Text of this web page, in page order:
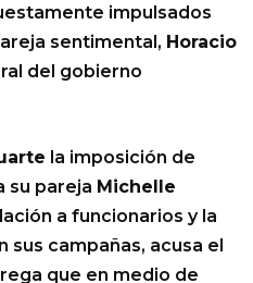
impulsados
sentimental, Horacio
del gobierno
la imposición de
su pareja Michelle
a funcionarios y la
sus campañas, acusa el
que en medio de